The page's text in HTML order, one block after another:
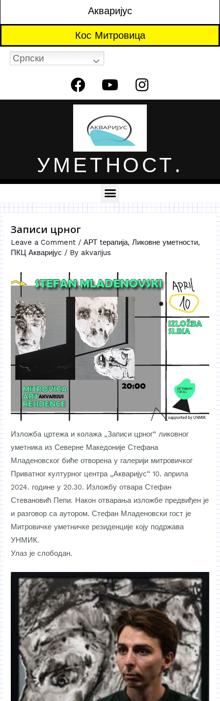
Акваријус
Кос Митровица
Српски
УМЕТНОСТ.
Записи црног
Leave a Comment /АРТ tерапија,Ликовне уметности,
ПКЦ Акваријус / By akvarijus
Изложба цртежа и колажа „Записи црног“ ликовног
уметника из Северне Македоније Стефана
Младеновског биће отворена у галерији митровичког
Приватног културног центра „Акваријус“ 10. априла
2024. године у 20.30. Изложбу отвара Стефан
Стевановић Пепи. Након отварања изложбе предвиђен је
и разговор са аутором. Стефан Младеновски гост је
Митровичке уметничке резиденције коју подржава
УНМИК.
Улаз је слободан.